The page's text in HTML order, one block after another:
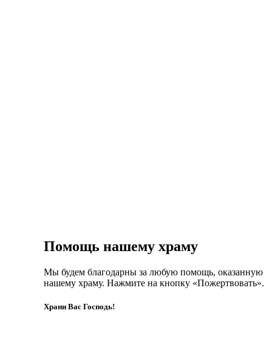
Помощь нашему храму
Мы будем благодарны за любую помощь, оказанную
нашему храму. Нажмите на кнопку «Пожертвовать».
Храни Вас Господь!